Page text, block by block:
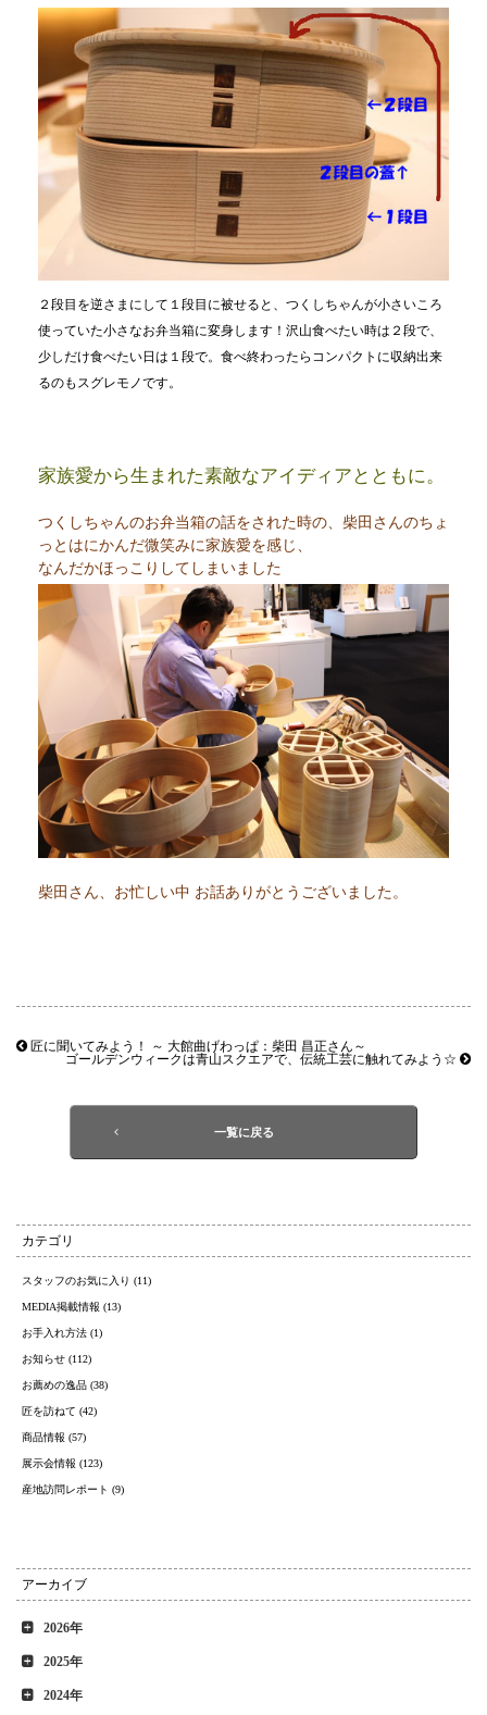
２段目を逆さまにして１段目に被せると、つくしちゃんが小さいころ
使っていた小さなお弁当箱に変身します！沢山食べたい時は２段で、
少しだけ食べたい日は１段で。食べ終わったらコンパクトに収納出来
るのもスグレモノです。
家族愛から生まれた素敵なアイディアとともに。
つくしちゃんのお弁当箱の話をされた時の、柴田さんのちょ
っとはにかんだ微笑みに家族愛を感じ、
なんだかほっこりしてしまいました
柴田さん、お忙しい中 お話ありがとうございました。
匠に聞いてみよう！ ～ 大館曲げわっぱ：柴田 昌正さん～
ゴールデンウィークは青山スクエアで、伝統工芸に触れてみよう☆
一覧に戻る
カテゴリ
スタッフのお気に入り (11)
MEDIA掲載情報 (13)
お手入れ方法 (1)
お知らせ (112)
お薦めの逸品 (38)
匠を訪ねて (42)
商品情報 (57)
展示会情報 (123)
産地訪問レポート (9)
アーカイブ
2026年
2025年
2024年